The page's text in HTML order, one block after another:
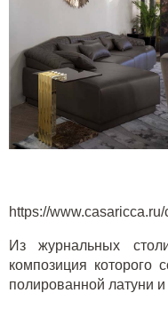
https://
Из журнальных
композиция
полированной латуни и